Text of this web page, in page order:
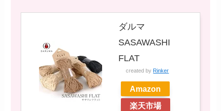
ダルマ
SASAWASHI
FLAT
created by Rinker
Amazon
楽天市場